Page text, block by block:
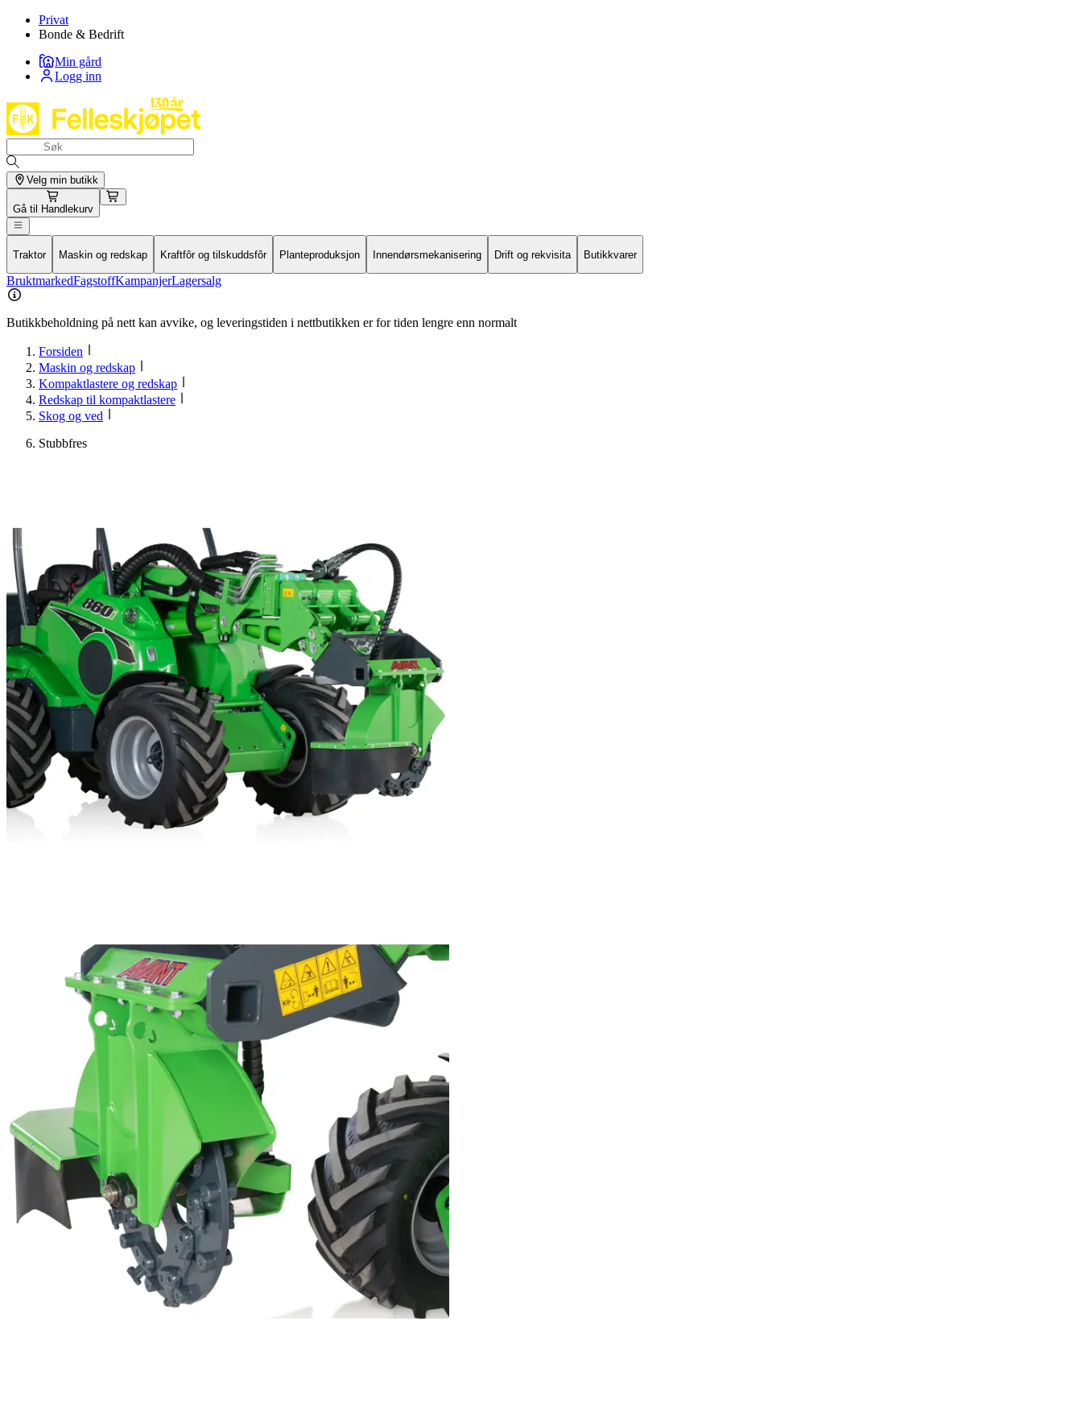
Privat
Bonde & Bedrift
Min gård
Logg inn
Velg min butikk
Gå til Handlekurv
Traktor Maskin og redskap Kraftfôr og tilskuddsfôr Planteproduksjon Innendørsmekanisering Drift og rekvisita Butikkvarer
BruktmarkedFagstoffKampanjerLagersalg
Butikkbeholdning på nett kan avvike, og leveringstiden i nettbutikken er for tiden lengre enn normalt
Forsiden
Maskin og redskap
Kompaktlastere og redskap
Redskap til kompaktlastere
Skog og ved
Stubbfres